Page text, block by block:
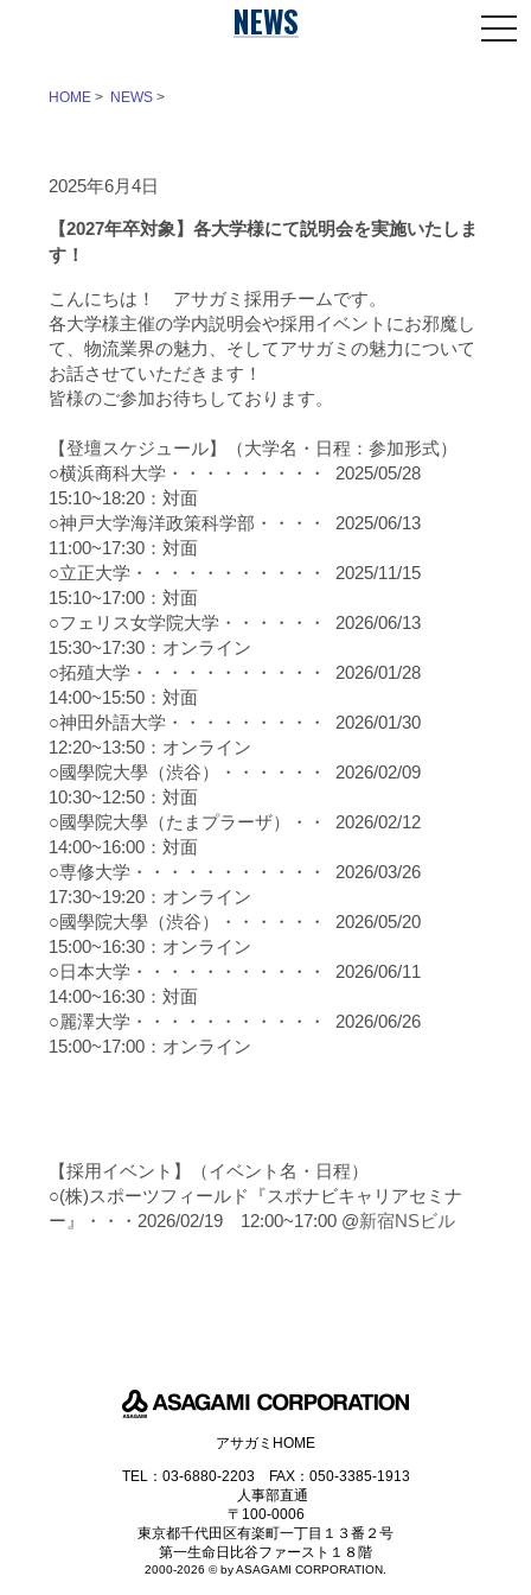
NEWS
HOME > NEWS >
2025年6月4日
【2027年卒対象】各大学様にて説明会を実施いたしま
す！
こんにちは！ アサガミ採用チームです。
各大学様主催の学内説明会や採用イベントにお邪魔し
て、物流業界の魅力、そしてアサガミの魅力について
お話させていただきます！
皆様のご参加お待ちしております。
【登壇スケジュール】（大学名・日程：参加形式）
○横浜商科大学・・・・・・・・・ 2025/05/28
15:10~18:20：対面
○神戸大学海洋政策科学部・・・・ 2025/06/13
11:00~17:30：対面
○立正大学・・・・・・・・・・・ 2025/11/15
15:10~17:00：対面
○フェリス女学院大学・・・・・・ 2026/06/13
15:30~17:30：オンライン
○拓殖大学・・・・・・・・・・・ 2026/01/28
14:00~15:50：対面
○神田外語大学・・・・・・・・・ 2026/01/30
12:20~13:50：オンライン
○國學院大學（渋谷）・・・・・・ 2026/02/09
10:30~12:50：対面
○國學院大學（たまプラーザ）・・ 2026/02/12
14:00~16:00：対面
○専修大学・・・・・・・・・・・ 2026/03/26
17:30~19:20：オンライン
○國學院大學（渋谷）・・・・・・ 2026/05/20
15:00~16:30：オンライン
○日本大学・・・・・・・・・・・ 2026/06/11
14:00~16:30：対面
○麗澤大学・・・・・・・・・・・ 2026/06/26
15:00~17:00：オンライン
【採用イベント】（イベント名・日程）
○(株)スポーツフィールド『スポナビキャリアセミナ
ー』・・・2026/02/19 12:00~17:00 @新宿NSビル
アサガミHOME
TEL：03-6880-2203 FAX：050-3385-1913
人事部直通
〒100-0006
東京都千代田区有楽町一丁目１３番２号
第一生命日比谷ファースト１８階
2000-2026 © by ASAGAMI CORPORATION.